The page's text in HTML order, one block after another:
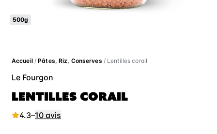
500g
Accueil/Pâtes, Riz, Conserves / Lentilles corail
Le Fourgon
LENTILLES CORAIL
4.3–10 avis